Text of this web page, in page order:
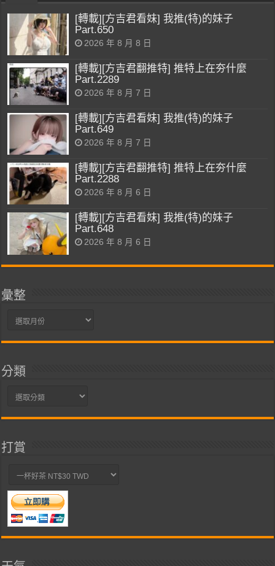
[轉載][方吉君看妹] 我推(特)的妹子
Part.650
2026 年 8 月 8 日
[轉載][方吉君翻推特] 推特上在夯什麼
Part.2289
2026 年 8 月 7 日
[轉載][方吉君看妹] 我推(特)的妹子
Part.649
2026 年 8 月 7 日
[轉載][方吉君翻推特] 推特上在夯什麼
Part.2288
2026 年 8 月 6 日
[轉載][方吉君看妹] 我推(特)的妹子
Part.648
2026 年 8 月 6 日
彙整
彙
分類
分
打賞